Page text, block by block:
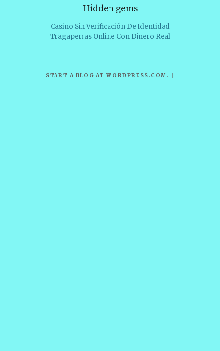
Hidden gems
Casino Sin Verificación De Identidad
Tragaperras Online Con Dinero Real
START A BLOG AT WORDPRESS.COM .